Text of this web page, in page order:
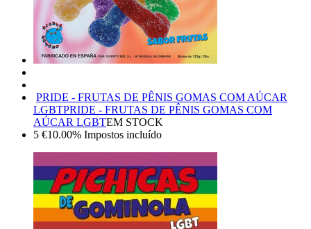
PRIDE - FRUTAS DE PÊNIS GOMAS COM AÚCAR
LGBTPRIDE - FRUTAS DE PÊNIS GOMAS COM
AÚCAR LGBTEM STOCK
5 €10.00% Impostos incluído